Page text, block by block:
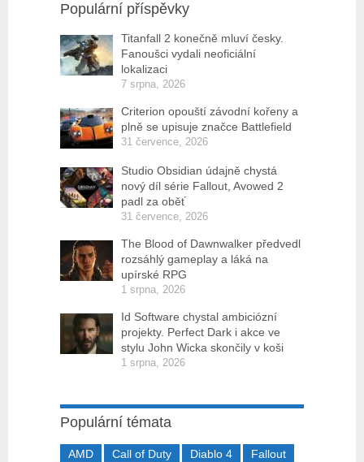
Populární příspěvky
Titanfall 2 konečně mluví česky.
Fanoušci vydali neoficiální
lokalizaci
7 srpna, 2026
Criterion opouští závodní kořeny a
plně se upisuje značce Battlefield
31 července, 2026
Studio Obsidian údajně chystá
nový díl série Fallout, Avowed 2
padl za oběť
31 července, 2026
The Blood of Dawnwalker předvedl
rozsáhlý gameplay a láká na
upírské RPG
1 srpna, 2026
Id Software chystal ambiciózní
projekty. Perfect Dark i akce ve
stylu John Wicka skončily v koši
1 srpna, 2026
Populární témata
AMD Call of Duty Diablo 4
Fallout